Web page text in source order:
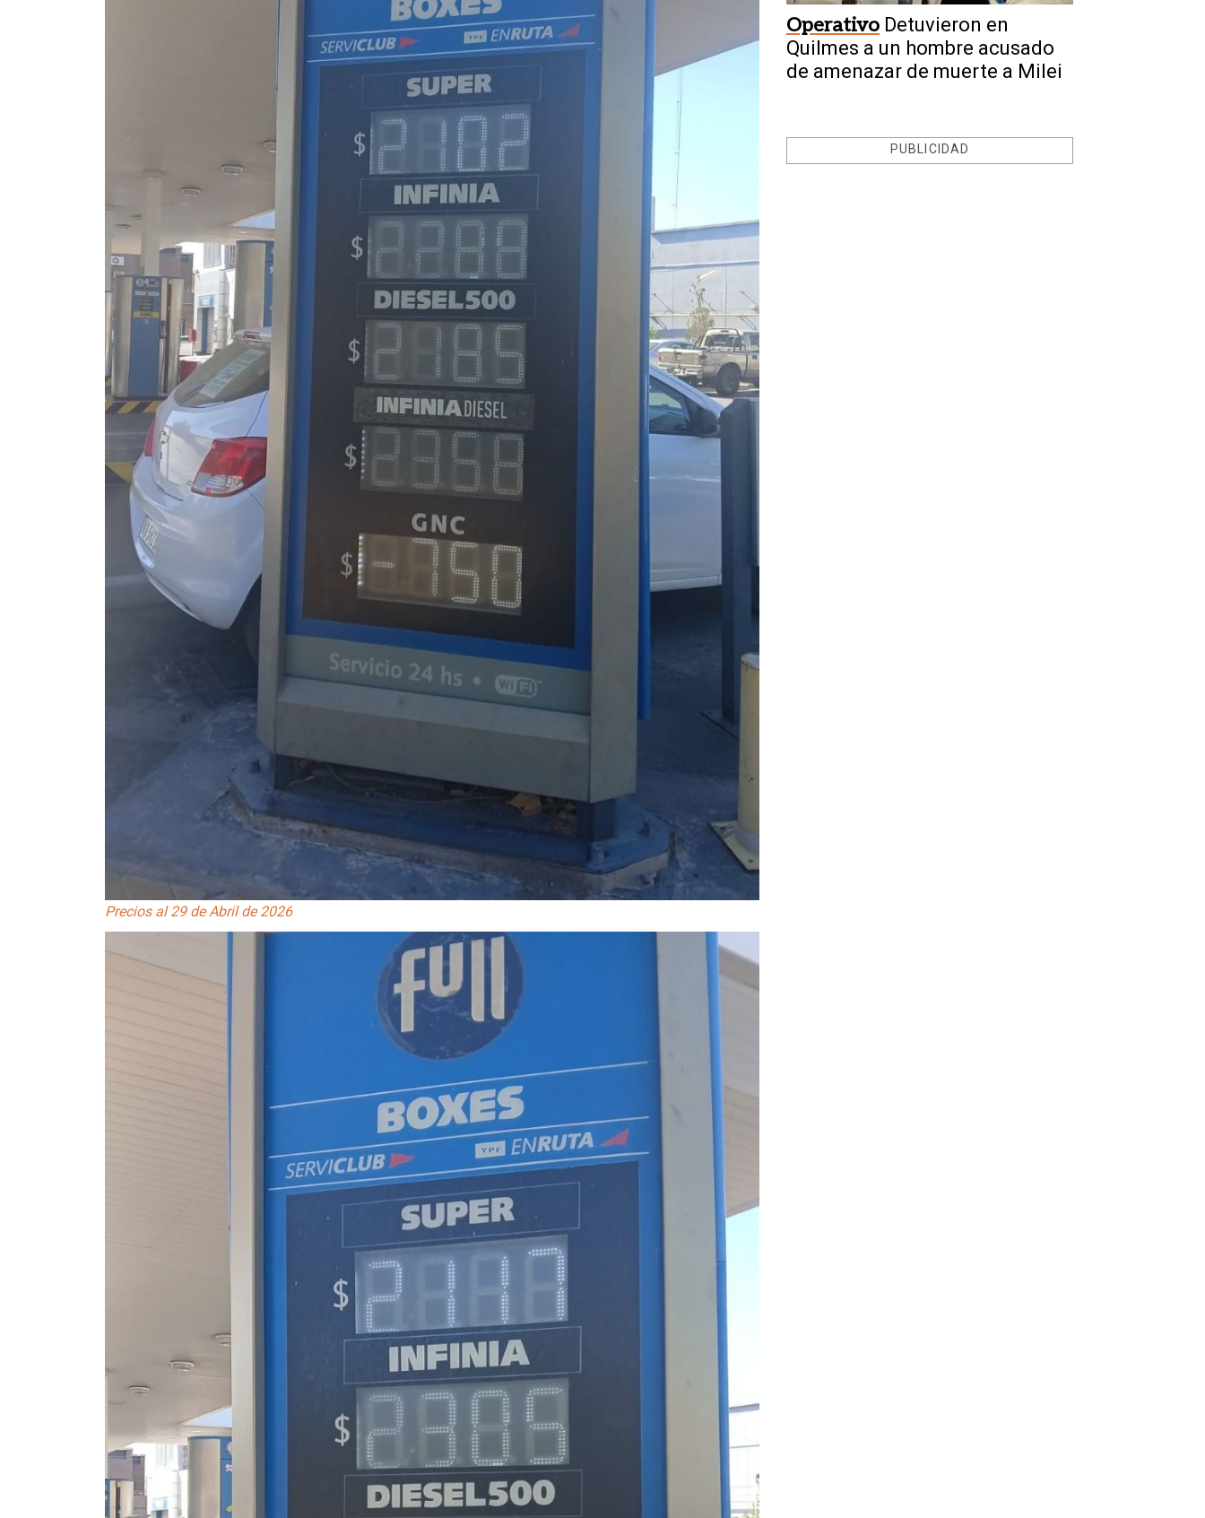
Precios al 29 de Abril de 2026
Operativo Detuvieron en
Quilmes a un hombre acusado
de amenazar de muerte a Milei
PUBLICIDAD